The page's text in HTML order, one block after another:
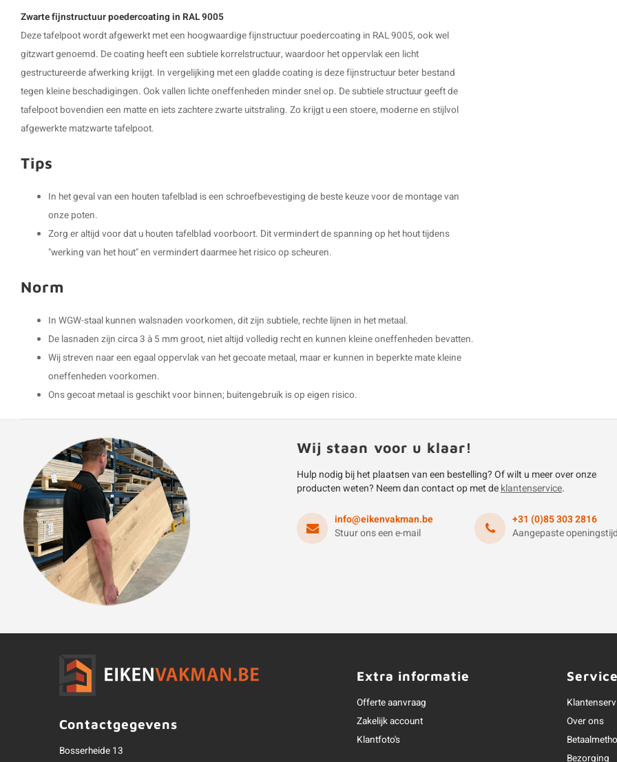
Zwarte fijnstructuur poedercoating in RAL 9005
Deze tafelpoot wordt afgewerkt met een hoogwaardige fijnstructuur poedercoating in RAL 9005, ook wel
gitzwart genoemd. De coating heeft een subtiele korrelstructuur, waardoor het oppervlak een licht
gestructureerde afwerking krijgt. In vergelijking met een gladde coating is deze fijnstructuur beter bestand
tegen kleine beschadigingen. Ook vallen lichte oneffenheden minder snel op. De subtiele structuur geeft de
tafelpoot bovendien een matte en iets zachtere zwarte uitstraling. Zo krijgt u een stoere, moderne en stijlvol
afgewerkte matzwarte tafelpoot.
Tips
In het geval van een houten tafelblad is een schroefbevestiging de beste keuze voor de montage van
onze poten.
Zorg er altijd voor dat u houten tafelblad voorboort. Dit vermindert de spanning op het hout tijdens
"werking van het hout" en vermindert daarmee het risico op scheuren.
Norm
In WGW-staal kunnen walsnaden voorkomen, dit zijn subtiele, rechte lijnen in het metaal.
De lasnaden zijn circa 3 à 5 mm groot, niet altijd volledig recht en kunnen kleine oneffenheden bevatten.
Wij streven naar een egaal oppervlak van het gecoate metaal, maar er kunnen in beperkte mate kleine
oneffenheden voorkomen.
Ons gecoat metaal is geschikt voor binnen; buitengebruik is op eigen risico.
Wij staan voor u klaar!
Hulp nodig bij het plaatsen van een bestelling? Of wilt u meer over onze
producten weten? Neem dan contact op met deklantenservice.
info@eikenvakman.be
Stuur ons een e-mail
+31 (0)85 303 2816
Aangepaste
Contactgegevens
Bosserheide 13
Extra informatie
Offerte aanvraag
Zakelijk account
Klantfoto's
Service
Over ons
Bezorging